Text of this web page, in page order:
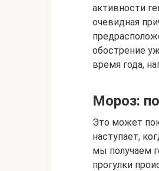
активности
очевидная
обострение
время года,
Мороз:
Это может
наступает,
мы получаем
прогулки